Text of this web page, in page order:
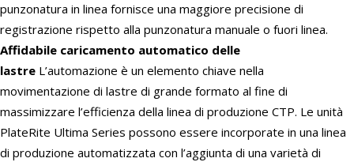
punzonatura in linea fornisce una maggiore precisione di
registrazione rispetto alla punzonatura manuale o fuori linea.
Affidabile caricamento automatico delle
lastre L’automazione è un elemento chiave nella
movimentazione di lastre di grande formato al fine di
massimizzare l’efficienza della linea di produzione CTP. Le unità
PlateRite Ultima Series possono essere incorporate in una linea
di produzione automatizzata con l’aggiunta di una varietà di